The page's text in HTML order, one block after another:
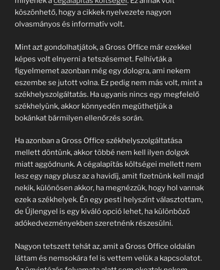
köszönhető, hogy a cikkek nyelvezete nagyon
olvasmányos és informatív volt.
Mint azt gondolhatjátok, a Gross Office már ezekkel
képes volt elnyerni a tetszésemet. Felhívták a
figyelmemet azonban még egy dologra, ami nekem
eszembe se jutott volna. Ez pedig nem más volt, mint a
székhelyszolgáltatás. Ha ugyanis nincs egy megfelelő
székhelyünk, akkor könnyedén megüthetjük a
bokánkat bármilyen ellenőrzés során.
Ha azonban a Gross Office székhelyszolgáltatása
mellett döntünk, akkor többé nem kell ilyen dolgok
miatt aggódnunk. A cégalapítás költségei mellett nem
lesz egy nagy plusz az a havidíj, amit fizetnünk kell majd
nekik, különösen akkor, ha megnézzük, hogy hol vannak
ezek a székhelyek. Én egy pesti helyszínt választottam,
de Újlengyel is egy kiváló opció lehet, ha különböző
adókedvezményekben szeretnénk részesülni.
Nagyon tetszett tehát az, amit a Gross Office oldalán
láttam és nemsokára fel is vettem velük a kapcsolatot.